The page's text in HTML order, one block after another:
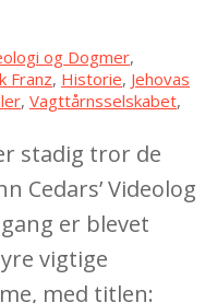
og Dogmer,
Franz, Historie, Jehovas
, Vagttårnsselskabet,
stadig tror de
Cedars’ Videolog
er blevet
vigtige
med titlen: